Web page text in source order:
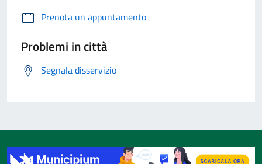
Prenota un appuntamento
Problemi in città
Segnala disservizio